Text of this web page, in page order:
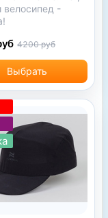
-
Выбрать
4200 руб